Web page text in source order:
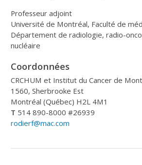
Professeur adjoint
Université de Montréal, Faculté de
Département de radiologie, radio-
nucléaire
Coordonnées
CRCHUM et Institut du Cancer de
1560, Sherbrooke Est
Montréal (Québec) H2L 4M1
T 514 890-8000 #26939
rodierf@mac.com